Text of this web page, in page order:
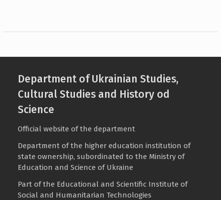
Department of Ukrainian Studies,
Cultural Studies and History od
Science
Official website of the department
Department of the higher education institution of
state ownership, subordinated to the Ministry of
Education and Science of Ukraine
Part of the Educational and Scientific Institute of
Social and Humanitarian Technologies